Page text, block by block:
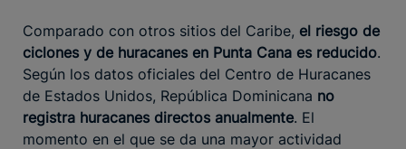
Comparado con otros sitios del Caribe, el riesgo de
ciclones y de huracanes en Punta Cana es reducido.
Según los datos oficiales del Centro de Huracanes
de Estados Unidos, República Dominicana no
registra huracanes directos anualmente. El
momento en el que se da una mayor actividad